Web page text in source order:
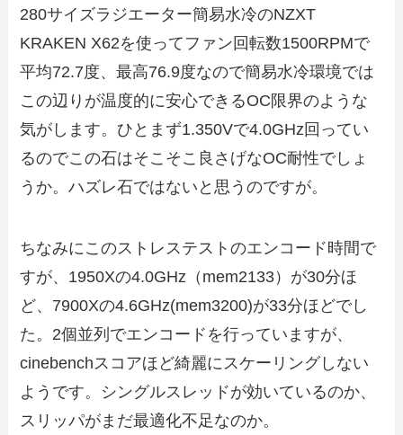
280サイズラジエーター簡易水冷のNZXT
KRAKEN X62を使ってファン回転数1500RPMで
平均72.7度、最高76.9度なので簡易水冷環境では
この辺りが温度的に安心できるOC限界のような
気がします。ひとまず1.350Vで4.0GHz回ってい
るのでこの石はそこそこ良さげなOC耐性でしょ
うか。ハズレ石ではないと思うのですが。
ちなみにこのストレステストのエンコード時間で
すが、1950Xの4.0GHz（mem2133）が30分ほ
ど、7900Xの4.6GHz(mem3200)が33分ほどでし
た。2個並列でエンコードを行っていますが、
cinebenchスコアほど綺麗にスケーリングしない
ようです。シングルスレッドが効いているのか、
スリッパがまだ最適化不足なのか。